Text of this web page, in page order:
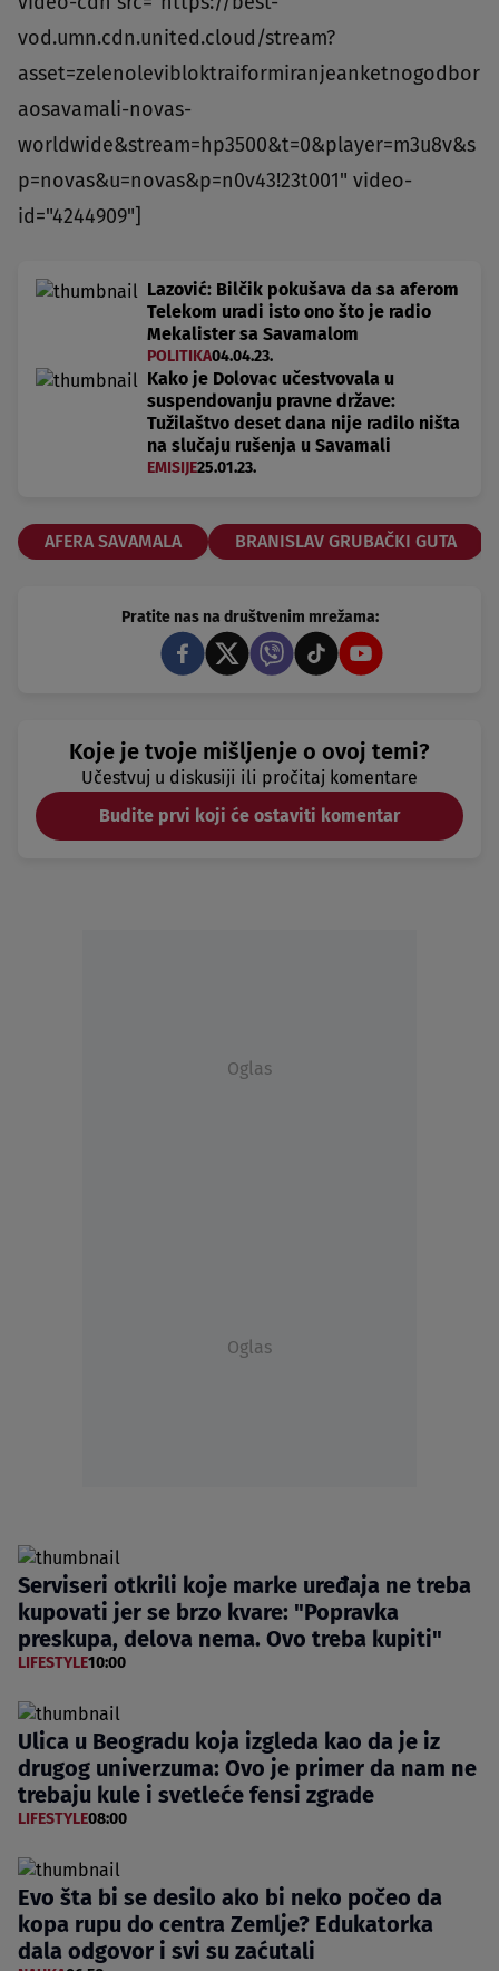
vod.umn.cdn.united.cloud/stream?
asset=zelenolevibloktraiformiranjeanketnogodbor
aosavamali-novas-
worldwide&stream=hp3500&t=0&player=m3u8v&s
p=novas&u=novas&p=n0v43!23t001" video-
id="4244909"]
Lazović: Bilčik pokušava da sa aferom
Telekom uradi isto ono što je radio
Mekalister sa Savamalom
POLITIKA04.04.23.
Kako je Dolovac učestvovala u
suspendovanju pravne države:
Tužilaštvo deset dana nije radilo ništa
na slučaju rušenja u Savamali
EMISIJE25.01.23.
AFERA SAVAMALA BRANISLAV GRUBAČKI GUTA
Pratite nas na društvenim mrežama:
Koje je tvoje mišljenje o ovoj temi?
Učestvuj u diskusiji ili pročitaj komentare
Budite prvi koji će ostaviti komentar
Oglas
Oglas
Serviseri otkrili koje marke uređaja ne treba
kupovati jer se brzo kvare: "Popravka
preskupa, delova nema. Ovo treba kupiti"
LIFESTYLE10:00
Ulica u Beogradu koja izgleda kao da je iz
drugog univerzuma: Ovo je primer da nam ne
trebaju kule i svetleće fensi zgrade
LIFESTYLE08:00
Evo šta bi se desilo ako bi neko počeo da
kopa rupu do centra Zemlje? Edukatorka
dala odgovor i svi su zaćutali